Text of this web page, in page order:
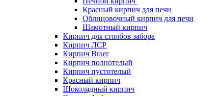
Красный кирпич для печи
Облицовочный кирпич для печи
Шамотный кирпич
Кирпич для столбов забора
Кирпич ЛСР
Кирпич Braer
Кирпич полнотелый
Кирпич пустотелый
Красный кирпич
Шоколадный кирпич